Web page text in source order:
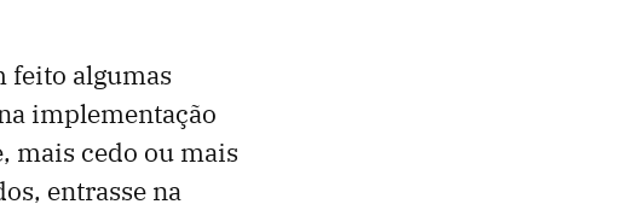
feito algumas
implementação
mais cedo ou mais
entrasse na